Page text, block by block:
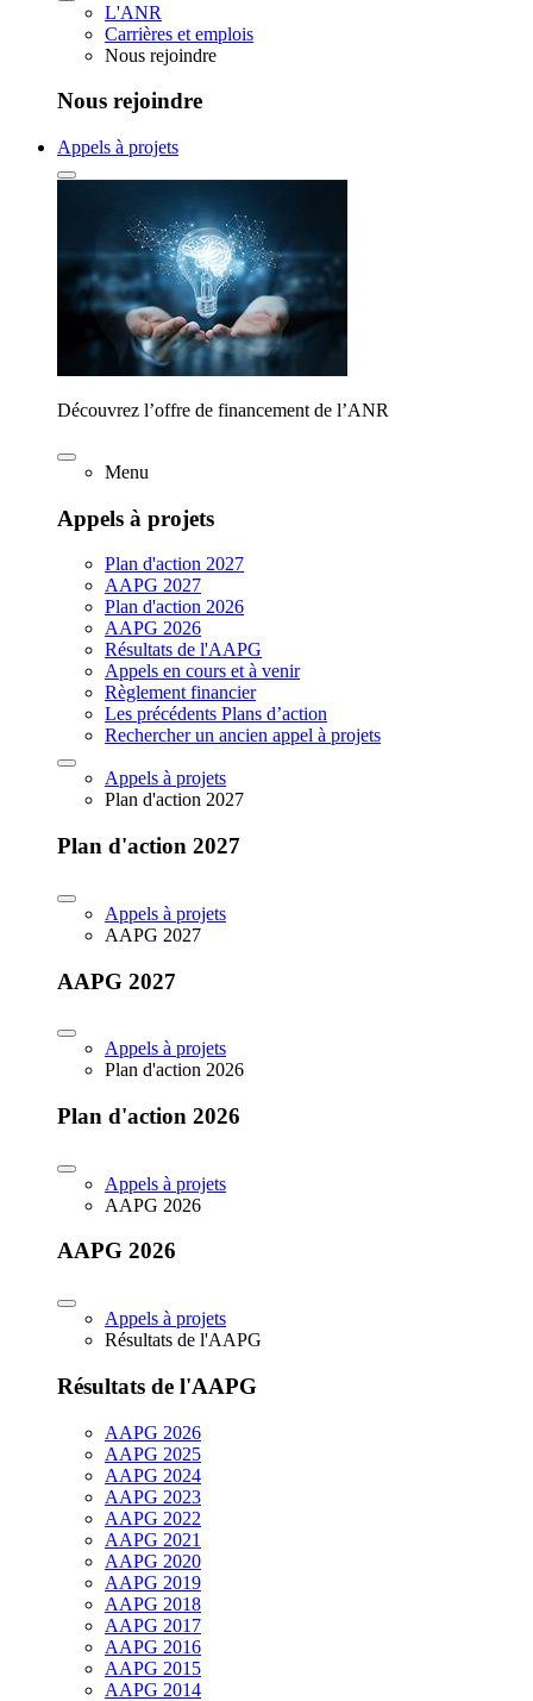
L'ANR
Carrières et emplois
Nous rejoindre
Nous rejoindre
Appels à projets
Découvrez l’offre de financement de l’ANR
Menu
Appels à projets
Plan d'action 2027
AAPG 2027
Plan d'action 2026
AAPG 2026
Résultats de l'AAPG
Appels en cours et à venir
Règlement financier
Les précédents Plans d’action
Rechercher un ancien appel à projets
Appels à projets
Plan d'action 2027
Plan d'action 2027
Appels à projets
AAPG 2027
AAPG 2027
Appels à projets
Plan d'action 2026
Plan d'action 2026
Appels à projets
AAPG 2026
AAPG 2026
Appels à projets
Résultats de l'AAPG
Résultats de l'AAPG
AAPG 2026
AAPG 2025
AAPG 2024
AAPG 2023
AAPG 2022
AAPG 2021
AAPG 2020
AAPG 2019
AAPG 2018
AAPG 2017
AAPG 2016
AAPG 2015
AAPG 2014